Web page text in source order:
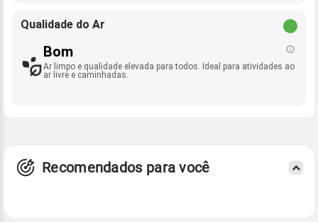
Qualidade do Ar
Bom
Ar limpo e qualidade elevada para todos. Ideal para atividades ao
ar livre e caminhadas.
Recomendados para você